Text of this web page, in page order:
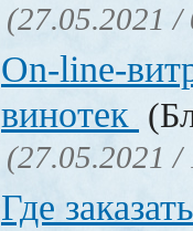
(27.05.2021 /
On-line-
винотек
(27.05.2021 /
Где